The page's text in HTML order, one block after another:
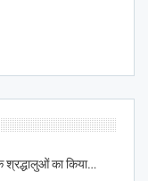
श्रद्धालुओं का किया…